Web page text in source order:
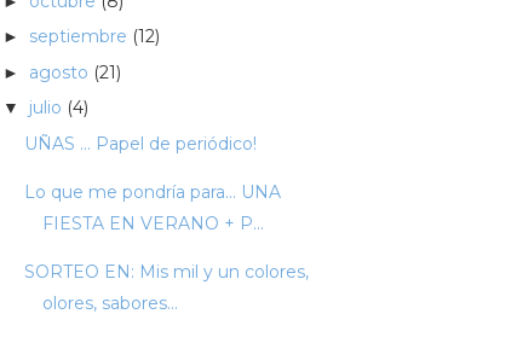
► septiembre (12)
► agosto (21)
▼ julio (4)
UÑAS ... Papel de periódico!
Lo que me pondría para... UNA
FIESTA EN VERANO + P...
SORTEO EN: Mis mil y un colores,
olores, sabores...